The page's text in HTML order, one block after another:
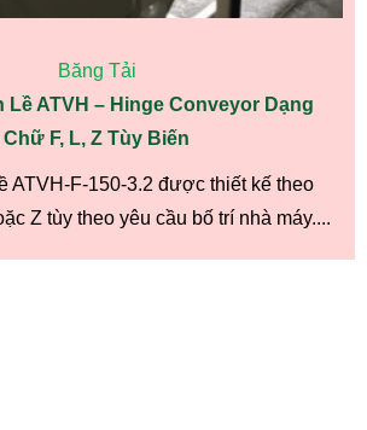
Băng Tải
Lề ATVH – Hinge Conveyor Dạng
Chữ F, L, Z Tùy Biến
ATVH-F-150-3.2 được thiết kế theo
Z tùy theo yêu cầu bố trí nhà máy....